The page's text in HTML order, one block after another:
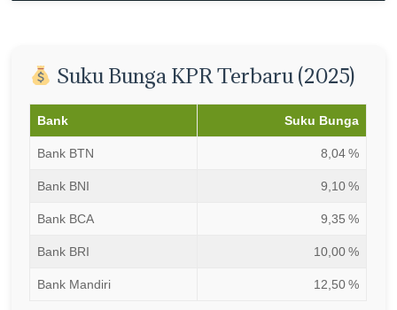
Suku Bunga KPR Terbaru (2025)
Bank Suku Bunga
Bank BTN 8,04 %
Bank BNI 9,10 %
Bank BCA 9,35 %
Bank BRI 10,00 %
Bank Mandiri 12,50 %